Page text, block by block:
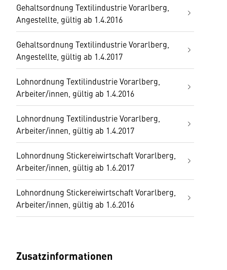
Gehaltsordnung Textilindustrie Vorarlberg,
Angestellte, gültig ab 1.4.2016
Gehaltsordnung Textilindustrie Vorarlberg,
Angestellte, gültig ab 1.4.2017
Lohnordnung Textilindustrie Vorarlberg,
Arbeiter/innen, gültig ab 1.4.2016
Lohnordnung Textilindustrie Vorarlberg,
Arbeiter/innen, gültig ab 1.4.2017
Lohnordnung Stickereiwirtschaft Vorarlberg,
Arbeiter/innen, gültig ab 1.6.2017
Lohnordnung Stickereiwirtschaft Vorarlberg,
Arbeiter/innen, gültig ab 1.6.2016
Zusatzinformationen